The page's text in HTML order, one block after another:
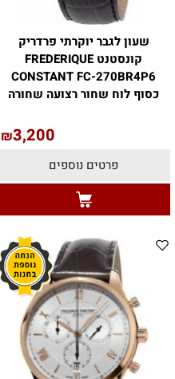
שעון לגבר יוקרתי פרדריק
קונסטנט FREDERIQUE
CONSTANT FC-270BR4P6
כסוף לוח שחור רצועה שחורה
₪3,200
פרטים נוספים